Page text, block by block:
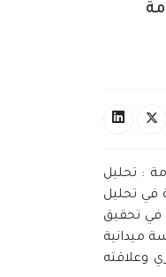
: تحليل
في تحليل
في تحقيق
ميدانية
وعلاقته